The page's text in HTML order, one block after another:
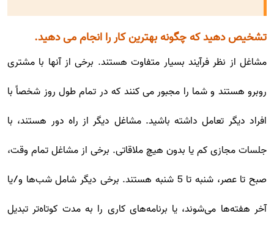
تشخیص دهید که چگونه بهترین کار را انجام می دهید.
مشاغل از نظر فرآیند بسیار متفاوت هستند. برخی از آنها با مشتری
روبرو هستند و شما را مجبور می کنند که در تمام طول روز شخصاً با
افراد دیگر تعامل داشته باشید. مشاغل دیگر از راه دور هستند، با
جلسات مجازی کم یا بدون هیچ ملاقاتی. برخی از مشاغل تمام وقت،
صبح تا عصر، شنبه تا 5 شنبه هستند. برخی دیگر شامل شب‌ها و/یا
آخر هفته‌ها می‌شوند، یا برنامه‌های کاری را به مدت کوتاه‌تر تبدیل